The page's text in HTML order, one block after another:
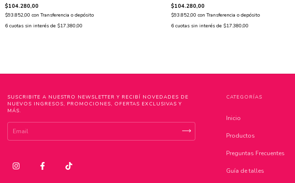
$104.280,00
$93.852,00 con Transferencia o depósito
6 cuotas sin interés de $17.380,00
$104.280,00
$93.852,00 con Transferencia o depósito
6 cuotas sin interés de $17.380,00
SUSCRIBITE A NUESTRO NEWSLETTER Y RECIBÍ NOVEDADES DE
NUEVOS INGRESOS, PROMOCIONES, OFERTAS EXCLUSIVAS Y
MÁS.
CATEGORÍAS
Inicio
Productos
Preguntas Frecuentes
Guía de talles